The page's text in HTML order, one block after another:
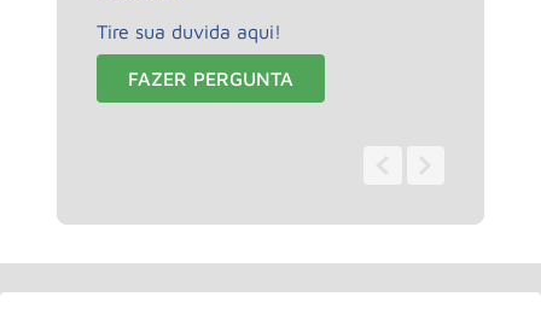
Tire sua duvida aqui!
FAZER PERGUNTA